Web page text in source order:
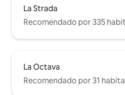
La Strada
Recomendado por 335
La Octava
Recomendado por 31